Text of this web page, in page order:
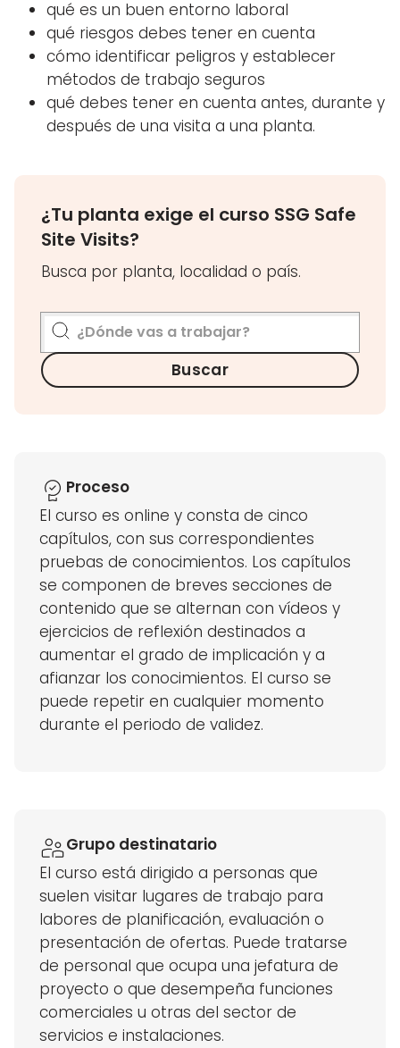
qué es un buen entorno laboral
qué riesgos debes tener en cuenta
cómo identificar peligros y establecer
métodos de trabajo seguros
qué debes tener en cuenta antes, durante y
después de una visita a una planta.
¿Tu planta exige el curso SSG Safe
Site Visits?
Busca por planta, localidad o país.
Buscar
Proceso
El curso es online y consta de cinco
capítulos, con sus correspondientes
pruebas de conocimientos. Los capítulos
se componen de breves secciones de
contenido que se alternan con vídeos y
ejercicios de reflexión destinados a
aumentar el grado de implicación y a
afianzar los conocimientos. El curso se
puede repetir en cualquier momento
durante el periodo de validez.
Grupo destinatario
El curso está dirigido a personas que
suelen visitar lugares de trabajo para
labores de planificación, evaluación o
presentación de ofertas. Puede tratarse
de personal que ocupa una jefatura de
proyecto o que desempeña funciones
comerciales u otras del sector de
servicios e instalaciones.